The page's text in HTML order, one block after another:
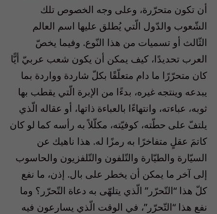
أن تكون متحرّرة، وعلى وجه الخصوص تلك
الشّعوب والدّول الّتي يُطلق عليها اسم العالم
الثّالث أو تسميات من هذا النّوع. وفيما يخصّ
العرب تحديدًا، كيف يمكن أن يكون شعب عربيّ أيًّا
كان متحرّرًا ما دام متعلّقًا بكلّ شاردة وواردة بما
يبدعه وينتجه غيره، بدءًا من الإبرة الّتي يقطب بها
ثوبه، عباءته، وانتهاءًا بالعباءة ذاتها، أو عقاله الّذي
يلتفّ على حطّته، كوفيّته، مكلّلاً به رأسه كما لو كان
كاتمَ عقلٍ متفاخرًا به رمزًا له. هذا ناهيك عن
السيّارة والطيّارة والتّلفون والتّلفزيون والحاسوب
إلى آخر ما يمكن أن يخطر على بال. إذن، ما نفع
كلّ هذا “التّحرّر” الّذي يتلهّى به دعاة التّحرّر؟ وما
نفع هذا “التّحرّر”، في الوقت الّذي يسارعون فيه